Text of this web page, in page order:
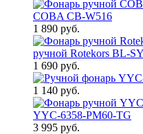
COBA CB-W516
1 890 руб.
ручной Rotekors BL-
1 690 руб.
1 140 руб.
YYC-6358-PM60-TG
3 995 руб.